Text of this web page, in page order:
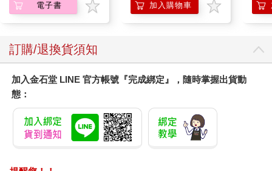
• 損益表 = 血液檢查 → 看公司是否有「營養」。
• 資產負債表 = 骨架檢查 → 看公司是否「站得穩」。
案例：Netflix 的財報觀察
• 資產負債表：2024 年底現金與短期投資約 78.1億美元，淨債務
約 77.8億美元。
• 現金流量表：2024 年自由現金流約 69.2億美元。
Netflix 雖然持續獲利，但因投入內容與資本支出龐大，自由現金
流的穩健性確實值得重視。
財報不是冷冰冰的數字，而是企業健康狀況的體檢報告。Netflix
投入資金維持競爭力。
電子書 加入購物車
訂購/退換貨須知
加入金石堂 LINE 官方帳號『完成綁定』，隨時掌握出貨動
態：